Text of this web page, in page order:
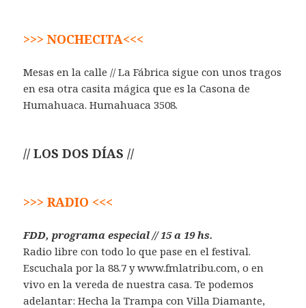
>>> NOCHECITA<<<
Mesas en la calle // La Fábrica sigue con unos tragos
en esa otra casita mágica que es la Casona de
Humahuaca. Humahuaca 3508.
// LOS DOS DÍAS //
>>> RADIO <<<
FDD, programa especial // 15 a 19 hs.
Radio libre con todo lo que pase en el festival.
Escuchala por la 88.7 y www.fmlatribu.com, o en
vivo en la vereda de nuestra casa. Te podemos
adelantar: Hecha la Trampa con Villa Diamante,